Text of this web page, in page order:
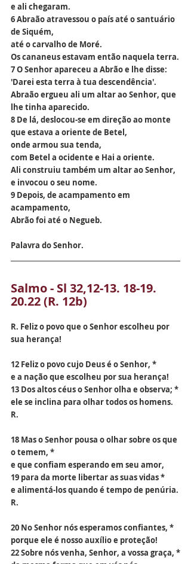
e ali chegaram.
6 Abraão atravessou o país até o santuário
de Siquém,
até o carvalho de Moré.
Os cananeus estavam então naquela terra.
7 O Senhor apareceu a Abrão e lhe disse:
'Darei esta terra à tua descendência'.
Abraão ergueu ali um altar ao Senhor, que
lhe tinha aparecido.
8 De lá, deslocou-se em direção ao monte
que estava a oriente de Betel,
onde armou sua tenda,
com Betel a ocidente e Hai a oriente.
Ali construiu também um altar ao Senhor,
e invocou o seu nome.
9 Depois, de acampamento em
acampamento,
Abrão foi até o Negueb.
Palavra do Senhor.
Salmo - Sl 32,12-13. 18-19.
20.22 (R. 12b)
R. Feliz o povo que o Senhor escolheu por
sua herança!
12 Feliz o povo cujo Deus é o Senhor, *
e a nação que escolheu por sua herança!
13 Dos altos céus o Senhor olha e observa; *
ele se inclina para olhar todos os homens.
R.
18 Mas o Senhor pousa o olhar sobre os que
o temem, *
e que confiam esperando em seu amor,
19 para da morte libertar as suas vidas *
e alimentá-los quando é tempo de penúria.
R.
20 No Senhor nós esperamos confiantes, *
porque ele é nosso auxílio e proteção!
22 Sobre nós venha, Senhor, a vossa graça, *